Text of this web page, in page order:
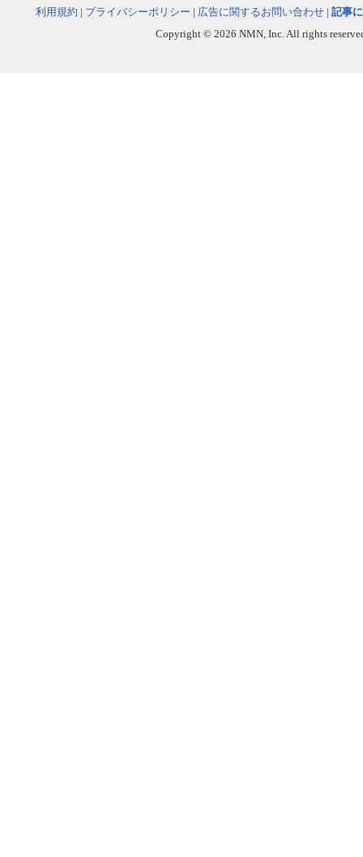
利用規約 | プライバシーポリシー | 広告に関するお問い合わせ | 記事
Copyright © 2026 NMN, Inc. All rights